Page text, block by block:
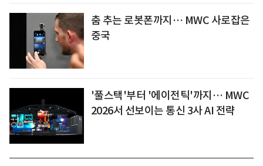
춤 추는 로봇폰까지… MWC 사로잡은
중국
'풀스택'부터 '에이전틱'까지… MWC
2026서 선보이는 통신 3사 AI 전략